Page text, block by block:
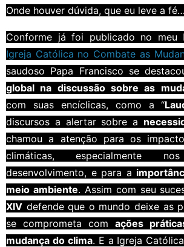
Onde houver dúvida, que eu leve a
Conforme já foi publicado no meu
Igreja Católica no Combate as
saudoso Papa Francisco se
global na discussão sobre as
com suas encíclicas, como a “
discursos a alertar sobre a
chamou a atenção para os
climáticas, especialmente
desenvolvimento, e para a
meio ambiente. Assim com seu
XIV defende que o mundo deixe as
se comprometa com ações
mudança do clima. E a Igreja